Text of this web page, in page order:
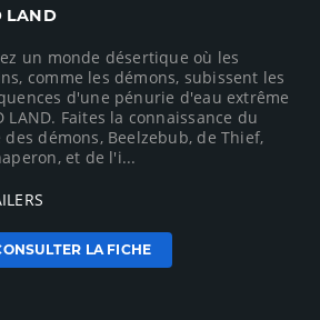
LAND
un monde désertique où les
comme les démons, subissent les
d'une pénurie d'eau extrême
LAND. Faites la connaissance du
des démons, Beelzebub, de Thief,
et de l'i...
LA FICHE